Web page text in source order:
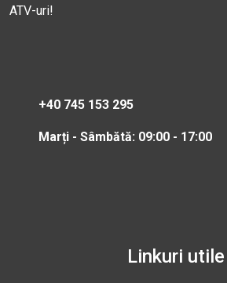
ATV-uri!
+40 745 153 295
Marți - Sâmbătă: 09:00 - 17:00
Linkuri utile